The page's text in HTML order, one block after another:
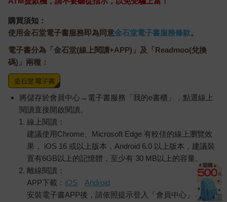
購買須知：
使用金石堂電子書服務即為同意金石堂電子書服務條款。
電子書分為「金石堂(線上閱讀+APP)」及「Readmoo(兌換
碼)」兩種：
將儲存於會員中心→電子書服務「我的e書櫃」，點選線上
閱讀直接開啟閱讀。
線上閱讀：
建議使用Chrome、Microsoft Edge 有較佳的線上瀏覽效
果， iOS 16 或以上版本，Android 6.0 以上版本，建議裝
置有6GB以上的記憶體，至少有 30 MB以上的容量。
離線閱讀：
APP下載： iOS
Android
安裝電子書APP後，請依照提示登入「會員中心」→「我